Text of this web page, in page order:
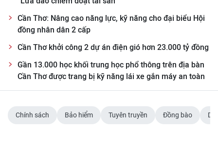
Cần Thơ: Nâng cao năng lực, kỹ năng cho đại biểu Hội
đồng nhân dân 2 cấp
Cần Thơ khởi công 2 dự án điện gió hơn 23.000 tỷ đồng
Gần 13.000 học khối trung học phổ thông trên địa bàn
Cần Thơ được trang bị kỹ năng lái xe gắn máy an toàn
Chính sách Bảo hiểm Tuyên truyền Đồng bào